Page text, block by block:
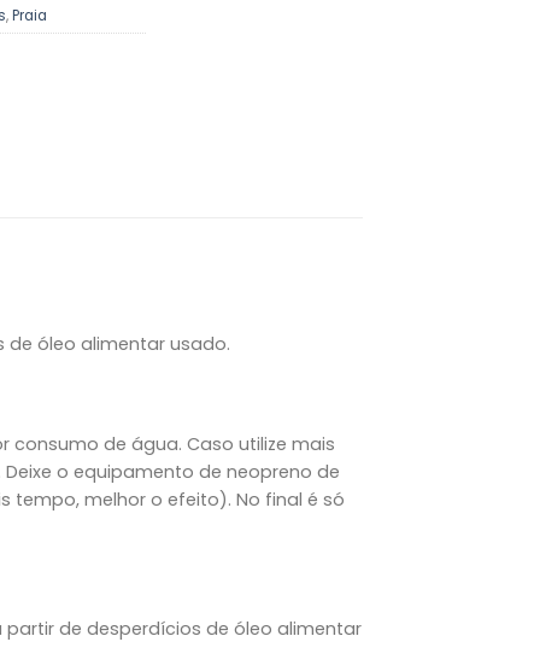
,Praia
óleo alimentar usado.
consumo de água. Caso utilize mais
o equipamento de neopreno de
melhor o efeito). No final é só
de desperdícios de óleo alimentar